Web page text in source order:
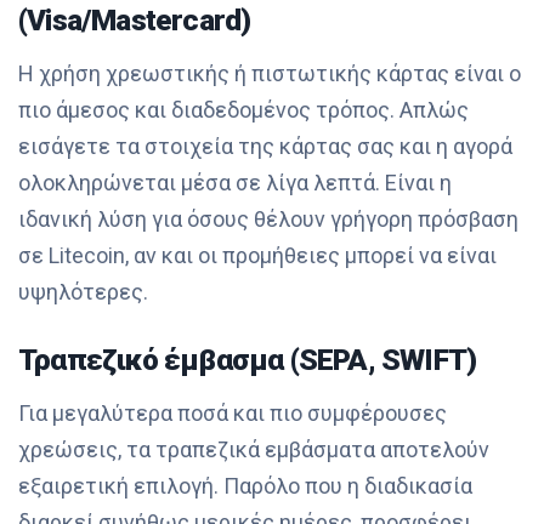
(Visa/Mastercard)
Η χρήση χρεωστικής ή πιστωτικής κάρτας είναι ο
πιο άμεσος και διαδεδομένος τρόπος. Απλώς
εισάγετε τα στοιχεία της κάρτας σας και η αγορά
ολοκληρώνεται μέσα σε λίγα λεπτά. Είναι η
ιδανική λύση για όσους θέλουν γρήγορη πρόσβαση
σε Litecoin, αν και οι προμήθειες μπορεί να είναι
υψηλότερες.
Τραπεζικό έμβασμα (SEPA, SWIFT)
Για μεγαλύτερα ποσά και πιο συμφέρουσες
χρεώσεις, τα τραπεζικά εμβάσματα αποτελούν
εξαιρετική επιλογή. Παρόλο που η διαδικασία